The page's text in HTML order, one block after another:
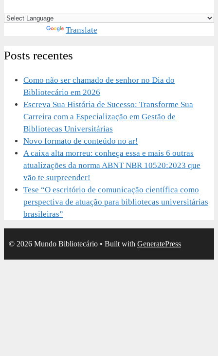
Translate
Posts recentes
Como não ser chamado de senhor no Dia do
Bibliotecário em 2026
Escreva Sua História de Sucesso: Transforme Sua
Carreira com a Especialização em Gestão de
Bibliotecas Universitárias
Novo formato de conteúdo no ar!
A caixa alta morreu: conheça essa e mais 6 outras
atualizações da norma ABNT NBR 10520:2023 que
vão te surpreender!
Tese “O escritório de comunicação científica como
perspectiva de atuação para bibliotecas universitárias
brasileiras”
© 2026 Mundo Bibliotecário • Built with GeneratePress